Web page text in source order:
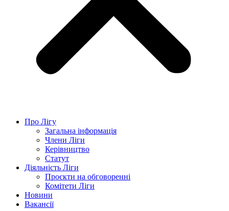
Про Лігу
Загальна інформація
Члени Ліги
Керівництво
Статут
Діяльність Ліги
Проєкти на обговоренні
Комітети Ліги
Новини
Вакансії